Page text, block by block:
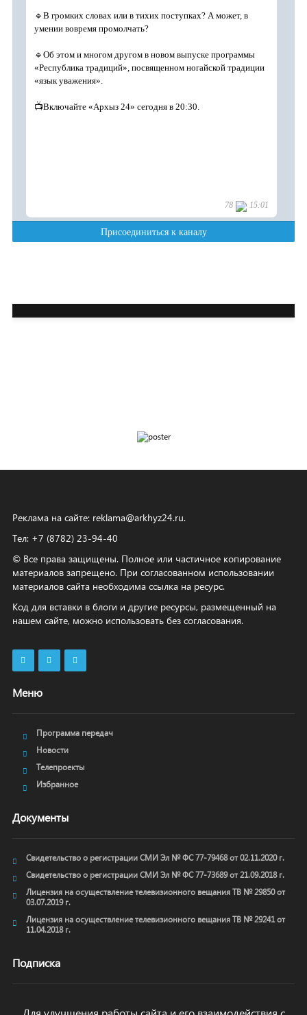
Реклама на сайте: reklama@arkhyz24.ru.
Тел: +7 (8782) 23‑94‑40
© Все права защищены. Полное или частичное копирование
материалов запрещено. При согласованном использовании
материалов сайта необходима ссылка на ресурс.
Код для вставки в блоги и другие ресурсы, размещенный на
нашем сайте, можно использовать без согласования.
Меню
Программа передач
Новости
Телепроекты
Избранное
Документы
Свидетельство о регистрации СМИ Эл № ФС 77-79468 от 02.11.2020 г.
Свидетельство о регистрации СМИ Эл № ФС 77-73689 от 21.09.2018 г.
Лицензия на осуществление телевизионного вещания ТВ № 29850 от
03.07.2019 г.
Лицензия на осуществление телевизионного вещания ТВ № 29241 от
11.04.2018 г.
Подписка